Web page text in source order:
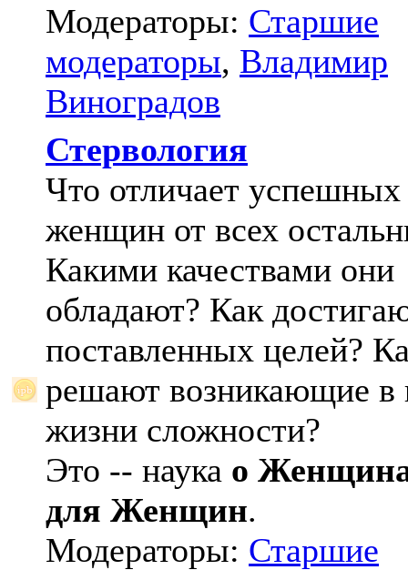
Модераторы: Старшие
модераторы, Владимир
Виноградов
Стервология
Что отличает успешных
женщин от всех
Какими качествами они
обладают? Как
поставленных целей?
решают возникающие в
жизни сложности?
Это -- наука о
для Женщин.
Модераторы: Старшие